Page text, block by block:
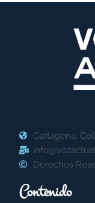
Cartagena,
Derechos
Contenido